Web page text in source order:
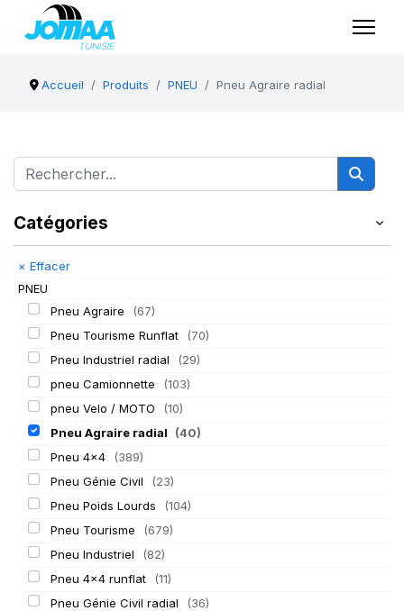
Accueil Produits PNEU Pneu Agraire radial
Catégories
× Effacer
PNEU
Pneu Agraire
(67)
Pneu Tourisme Runflat
(70)
Pneu Industriel radial
(29)
pneu Camionnette
(103)
pneu Velo / MOTO
(10)
Pneu Agraire radial
(40)
Pneu 4x4
(389)
Pneu Génie Civil
(23)
Pneu Poids Lourds
(104)
Pneu Tourisme
(679)
Pneu Industriel
(82)
Pneu 4x4 runflat
(11)
Pneu Génie Civil radial
(36)